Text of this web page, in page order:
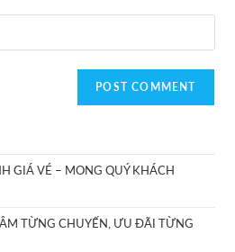
GIÁ VÉ – MONG QUÝ KHÁCH
TỪNG CHUYẾN, ƯU ĐÃI TỪNG